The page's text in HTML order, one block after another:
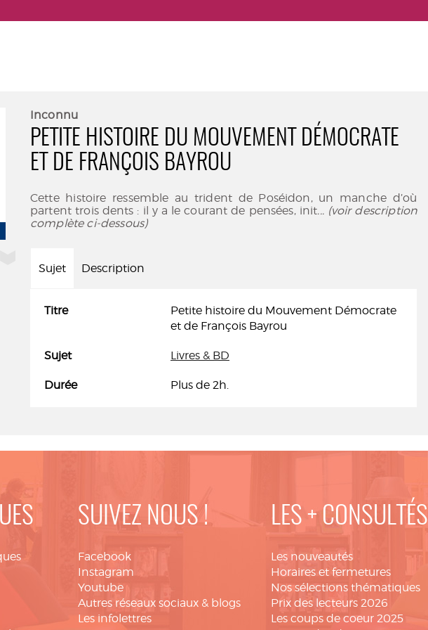
Inconnu
PETITE HISTOIRE DU MOUVEMENT DÉMOCRATE
ET DE FRANÇOIS BAYROU
Cette histoire ressemble au trident de Poséidon, un manche d’où
partent trois dents : il y a le courant de pensées, init... (voir description
complète ci-dessous)
Sujet Description
Titre
Petite histoire du Mouvement Démocrate
et de François Bayrou
Sujet Livres & BD
Durée Plus de 2h.
SUIVEZ NOUS !
Facebook
Instagram
Youtube
Autres réseaux sociaux & blogs
Les infolettres
LES + CONSULTÉS
Les nouveautés
Horaires et fermetures
Nos sélections thématiques
Prix des lecteurs 2026
Les coups de coeur 2025